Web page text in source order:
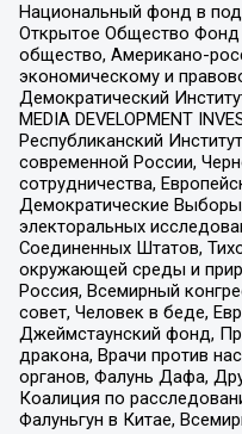
Национальный фонд в
Открытое Общество
общество, Американо-
экономическому и
Демократический
MEDIA DEVELOPMENT
Республиканский
современной России,
сотрудничества,
Демократические
электоральных
Соединенных Штатов,
окружающей среды и
Россия, Всемирный
совет, Человек в беде,
Джеймстаунский фонд,
дракона, Врачи против
органов, Фалунь Дафа,
Коалиция по
Фалуньгун в Китае,